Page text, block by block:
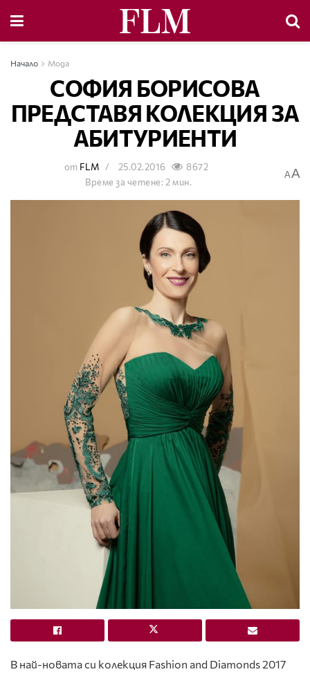
Начало Мода
СОФИЯ БОРИСОВА
ПРЕДСТАВЯ КОЛЕКЦИЯ ЗА
АБИТУРИЕНТИ
от FLM 25.02.2016
8672
Време за четене: 2 мин.
AA
В най-новата си колекция Fashion and Diamonds 2017